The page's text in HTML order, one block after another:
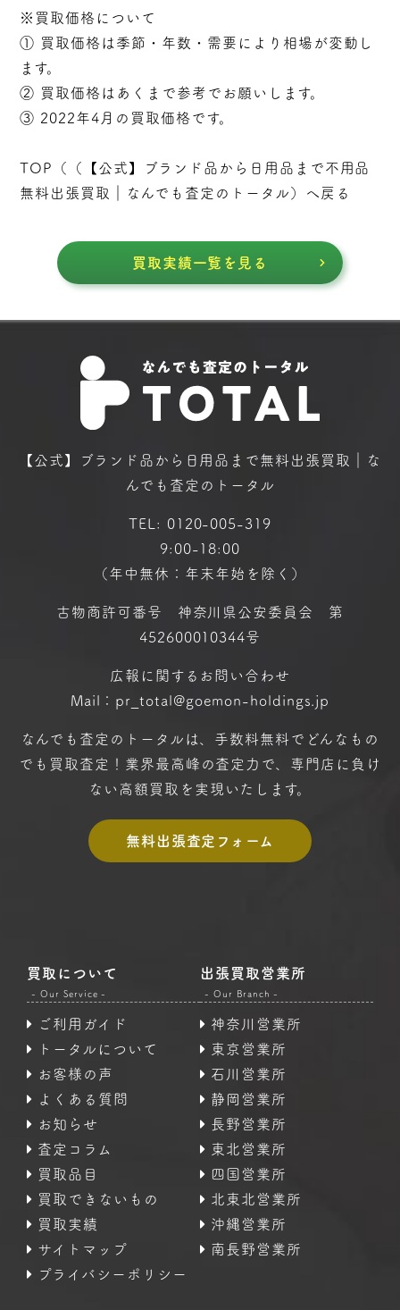
※買取価格について
① 買取価格は季節・年数・需要により相場が変動し
ます。
② 買取価格はあくまで参考でお願いします。
③ 2022年4月の買取価格です。
TOP（（
【公式】ブランド品から日用品まで不用品
無料出張買取｜なんでも査定のトータル ）へ戻る
買取実績一覧を見る
【公式】ブランド品から日用品まで無料出張買取｜な
んでも査定のトータル
TEL: 0120-005-319
9:00-18:00
（年中無休：年末年始を除く）
古物商許可番号 神奈川県公安委員会 第
452600010344号
広報に関するお問い合わせ
Mail：pr_total@goemon-holdings.jp
なんでも査定のトータルは、手数料無料で どんなもの
でも買取査定！ 業界最高峰の査定力で、専門店に 負け
ない高額買取を実現いたします。
無料出張査定フォーム
買取について
- Our Service -
ご利用ガイド
トータルについて
お客様の声
よくある質問
お知らせ
査定コラム
買取品目
買取できないもの
買取実績
サイトマップ
プライバシーポリシー
出張買取営業所
- Our Branch -
神奈川営業所
東京営業所
石川営業所
静岡営業所
長野営業所
東北営業所
四国営業所
北東北営業所
沖縄営業所
南長野営業所